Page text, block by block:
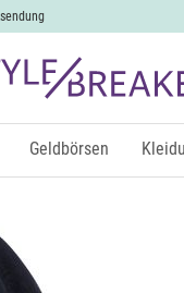
Geldbörsen